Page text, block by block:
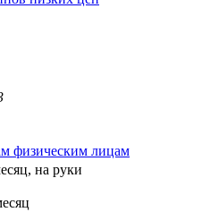
физическим лицам
на руки